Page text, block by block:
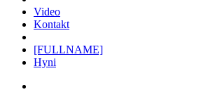
Video
Kontakt
[FULLNAME]
Hyni